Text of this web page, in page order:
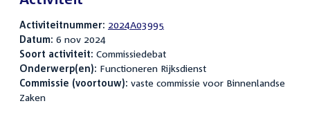
Activiteitnummer: 2024A03995
Datum: 6 nov 2024
Soort activiteit: Commissiedebat
Onderwerp(en): Functioneren Rijksdienst
Commissie (voortouw): vaste commissie voor Binnenlandse
Zaken